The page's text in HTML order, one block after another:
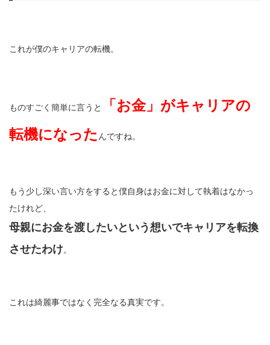
これが僕のキャリアの転機。
ものすごく簡単に言うと
「お金」がキャリアの
転機になった んですね。
もう少し深い言い方をすると僕自身はお金に対して執着はなかっ
たけれど、
母親にお金を渡したいという想いでキャリアを転換
させたわけ。
これは綺麗事ではなく完全なる真実です。